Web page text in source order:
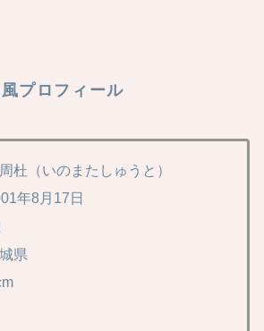
プロフィール
杜（いのまたしゅうと）
年8月17日
県